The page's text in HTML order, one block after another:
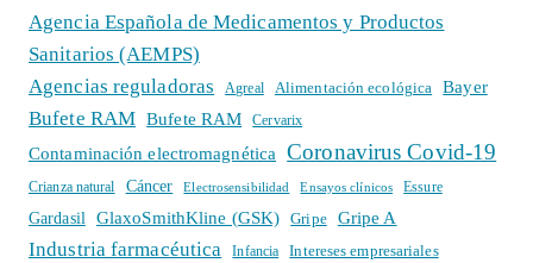
Agencia Española de Medicamentos y Productos
Sanitarios (AEMPS)
Agencias reguladoras
Agreal Alimentación ecológica Bayer
Bufete RAM Bufete RAM Cervarix
Contaminación electromagnética Coronavirus Covid-19
Crianza natural Cáncer Electrosensibilidad Ensayos clínicos Essure
Gardasil GlaxoSmithKline (GSK) Gripe Gripe A
Industria farmacéutica Infancia
Intereses empresariales